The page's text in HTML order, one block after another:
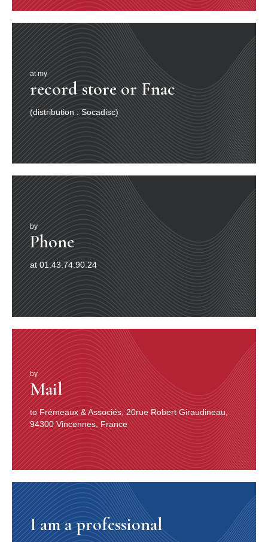
by
Phone
at 01.43.74.90.24
by
Mail
to Frémeaux & Associés, 20rue Robert Giraudineau,
94300 Vincennes, France
at my
record store or Fnac
(distribution : Socadisc)
I am a professional